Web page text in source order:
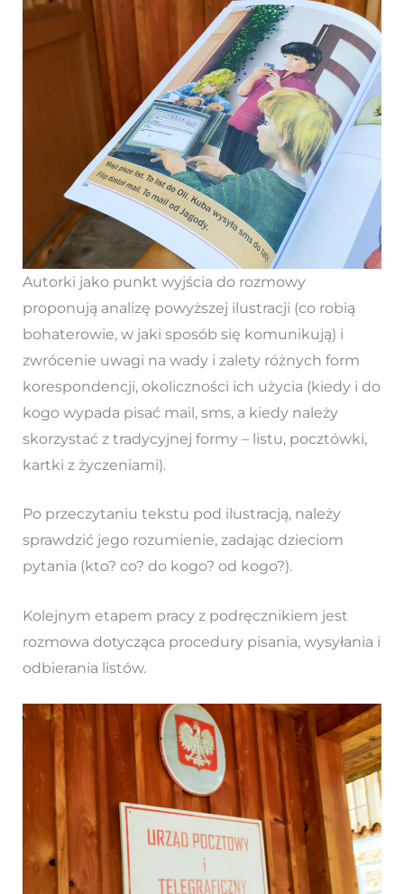
Autorki jako punkt wyjścia do rozmowy
proponują analizę powyższej ilustracji (co robią
bohaterowie, w jaki sposób się komunikują) i
zwrócenie uwagi na wady i zalety różnych form
korespondencji, okoliczności ich użycia (kiedy i do
kogo wypada pisać mail, sms, a kiedy należy
skorzystać z tradycyjnej formy – listu, pocztówki,
kartki z życzeniami).
Po przeczytaniu tekstu pod ilustracją, należy
sprawdzić jego rozumienie, zadając dzieciom
pytania (kto? co? do kogo? od kogo?).
Kolejnym etapem pracy z podręcznikiem jest
rozmowa dotycząca procedury pisania, wysyłania i
odbierania listów.